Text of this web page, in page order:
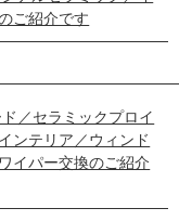
ご紹介です
ンテリア／ウィンド
イパー交換のご紹介